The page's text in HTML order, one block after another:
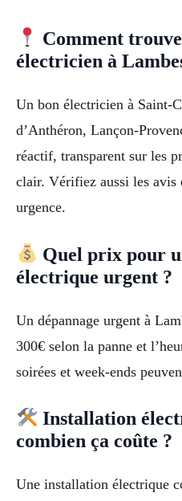
Comment
électricien à
Un bon électricien à Saint-
d’Anthéron, Lançon-
réactif, transparent sur les
clair. Vérifiez aussi les avis
urgence.
Quel prix pour
électrique urgent ?
Un dépannage urgent à
300€ selon la panne et
soirées et week-ends
Installation
combien ça coûte ?
Une installation électrique